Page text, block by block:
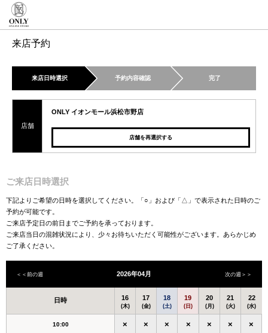
来店予約
来店日時選択 予約内容確認 完了
店舗
ONLY イオンモール浜松市野店
店舗を再選択する
ご来店日時選択
下記よりご希望の日時を選択してください。「○」および「△」で表示された日時のご
予約が可能です。
ご来店予定日の前日までご予約を承っております。
ご来店当日の混雑状況により、少々お待ちいただく可能性がございます。あらかじめ
ご了承ください。
＜＜前の週 2026年04月 次の週＞＞
日時 16
(木)
17
(金)
18
(土)
19
(日)
20
(月)
21
(火)
22
(水)
10:00 × × × × × × ×